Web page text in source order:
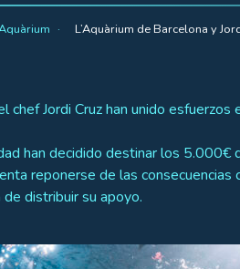
L’Aquàrium de Barcelona y
chef Jordi Cruz han unido
han decidido destinar los
reponerse de las
distribuir su apoyo.